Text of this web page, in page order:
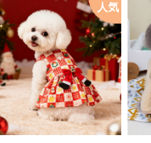
人気